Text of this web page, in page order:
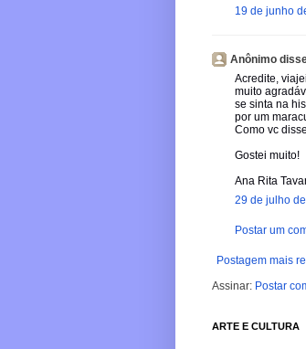
19 de junho
Anônimo
Acredite,
muito
se sinta na
por um
Como vc
Gostei muito!
Ana Rita
29 de julho
Postar um
Postagem mais
Assinar: Postar
ARTE E CULTURA